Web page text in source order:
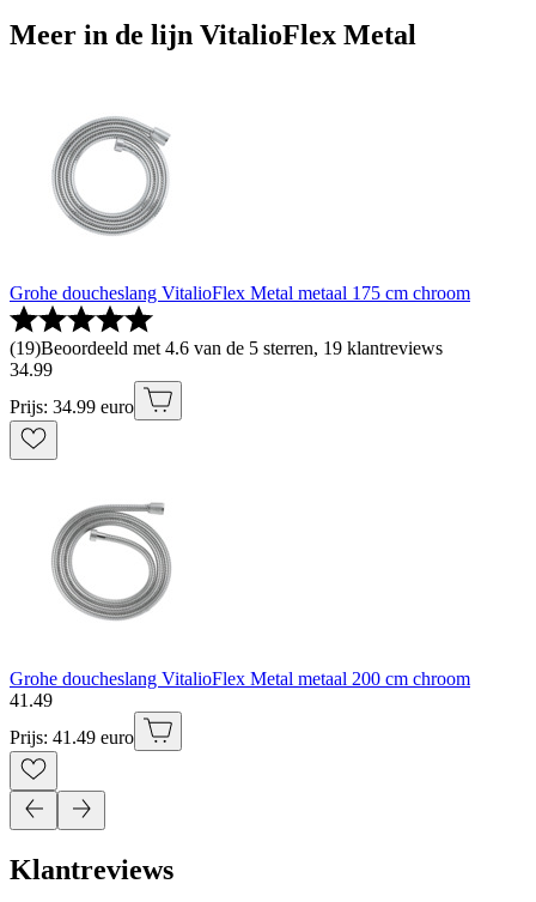
Meer in de lijn VitalioFlex Metal
Grohe doucheslang VitalioFlex Metal metaal 175 cm chroom
(19)Beoordeeld met 4.6 van de 5 sterren, 19 klantreviews
34.99
Prijs: 34.99 euro
Grohe doucheslang VitalioFlex Metal metaal 200 cm chroom
41.49
Prijs: 41.49 euro
Klantreviews